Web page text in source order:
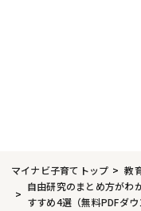
マイナビ子育てトップ 教
自由研究のまとめ方がわ
すすめ4選（無料PDFダウ